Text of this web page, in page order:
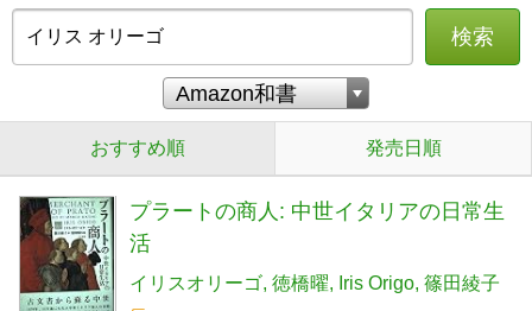
検索
おすすめ順 発売日順
プラートの商人: 中世イタリアの日常生
活
イリスオリーゴ 徳橋曜 Iris Origo 篠田綾子